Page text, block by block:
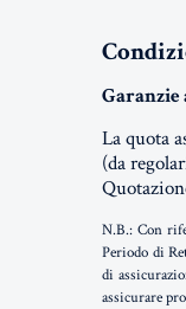
La quota
(da
N.B.: Con
Periodo di
di
assicurare